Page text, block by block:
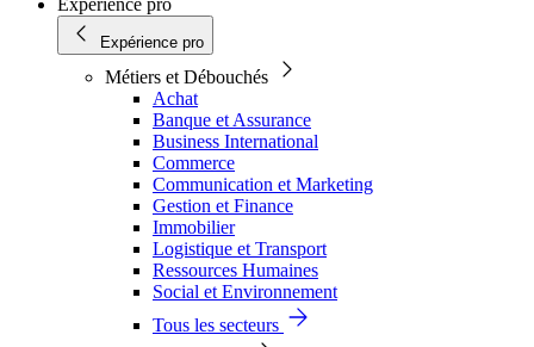
Expérience pro
Expérience pro
Métiers et Débouchés
Achat
Banque et Assurance
Business International
Commerce
Communication et Marketing
Gestion et Finance
Immobilier
Logistique et Transport
Ressources Humaines
Social et Environnement
Tous les secteurs